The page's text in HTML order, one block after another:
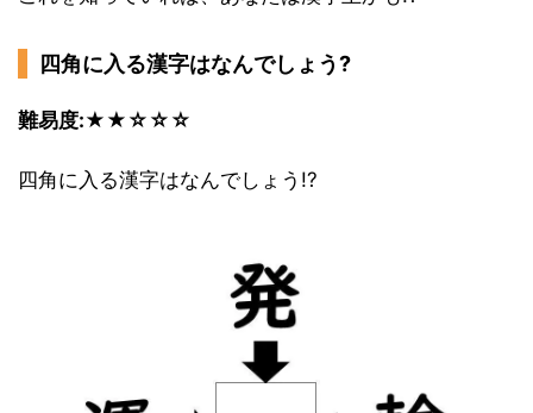
四角に入る漢字はなんでしょう?
難易度:★★☆☆☆
四角に入る漢字はなんでしょう!?